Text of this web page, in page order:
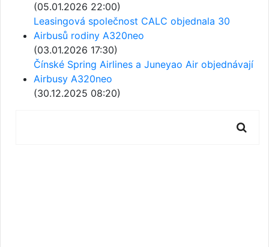
(05.01.2026 22:00)
Leasingová společnost CALC objednala 30
Airbusů rodiny A320neo
(03.01.2026 17:30)
Čínské Spring Airlines a Juneyao Air objednávají
Airbusy A320neo
(30.12.2025 08:20)